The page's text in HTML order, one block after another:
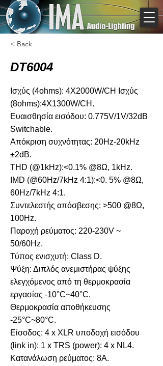
< Back
DT6004
Ισχύς (4ohms): 4X2000W/CH Ισχύς
(8ohms):4X1300W/CH.
Ευαισθησία εισόδου: 0.775V/1V/32dB
Switchable.
Απόκριση συχνότητας: 20Hz-20kHz
±2dB.
THD (@1kHz):<0.1% @8Ω, 1kHz.
IMD (@60Hz/7kHz 4:1):<0. 5% @8Ω,
60Hz/7kHz 4:1.
Συντελεστής απόσβεσης: >500 @8Ω,
100Hz.
Παροχή ρεύματος: 220-230V ~
50/60Hz.
Τύπος ενισχυτή: Class D.
Ψύξη: Διπλός ανεμιστήρας ψύξης
ελεγχόμενος από τη θερμοκρασία
εργασίας -10°C~40°C.
Θερμοκρασία αποθήκευσης
-25°C~80°C.
Είσοδος: 4 x XLR υποδοχή εισόδου
(link in): 1 x TRS (power): 4 x NL4.
Κατανάλωση ρεύματος: 8A.